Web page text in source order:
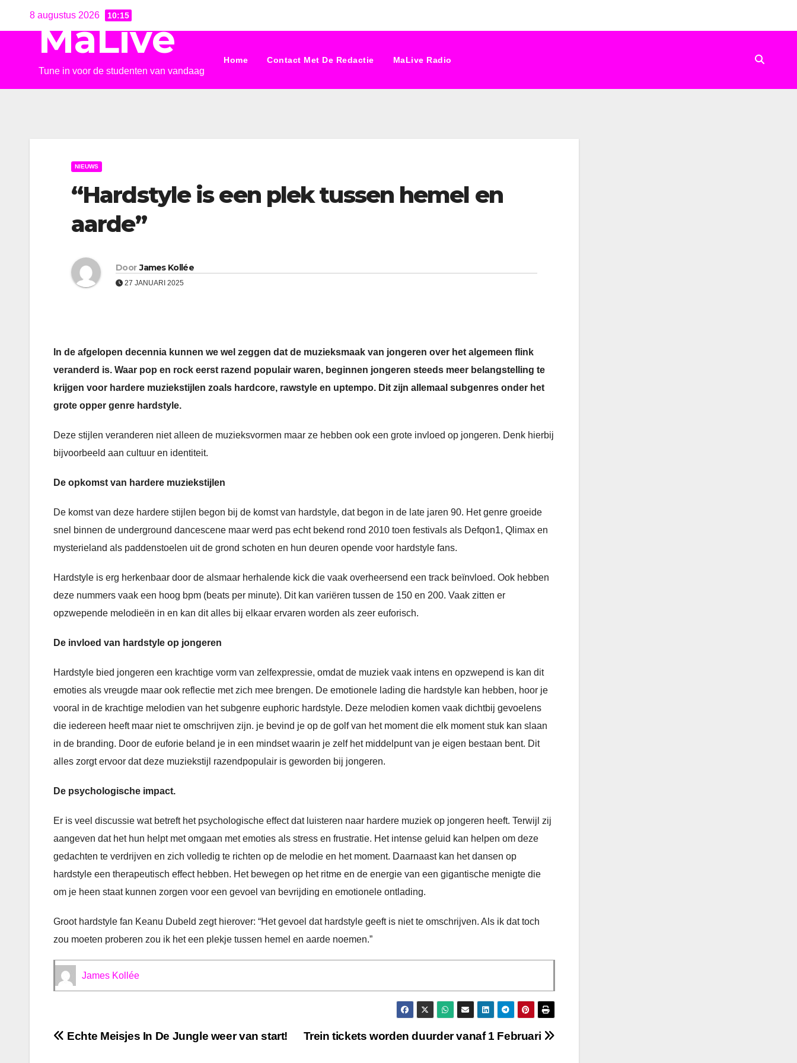
8 augustus 2026 10:15
MaLive
Tune in voor de studenten van vandaag
Home Contact Met De Redactie MaLive Radio
NIEUWS
“Hardstyle is een plek tussen hemel en
aarde”
Door James Kollée
27 JANUARI 2025
In de afgelopen decennia kunnen we wel zeggen dat de muzieksmaak van jongeren over het algemeen flink
veranderd is. Waar pop en rock eerst razend populair waren, beginnen jongeren steeds meer belangstelling te
krijgen voor hardere muziekstijlen zoals hardcore, rawstyle en uptempo. Dit zijn allemaal subgenres onder het
grote opper genre hardstyle.
Deze stijlen veranderen niet alleen de muzieksvormen maar ze hebben ook een grote invloed op jongeren. Denk hierbij
bijvoorbeeld aan cultuur en identiteit.
De opkomst van hardere muziekstijlen
De komst van deze hardere stijlen begon bij de komst van hardstyle, dat begon in de late jaren 90. Het genre groeide
snel binnen de underground dancescene maar werd pas echt bekend rond 2010 toen festivals als Defqon1, Qlimax en
mysterieland als paddenstoelen uit de grond schoten en hun deuren opende voor hardstyle fans.
Hardstyle is erg herkenbaar door de alsmaar herhalende kick die vaak overheersend een track beïnvloed. Ook hebben
deze nummers vaak een hoog bpm (beats per minute). Dit kan variëren tussen de 150 en 200. Vaak zitten er
opzwepende melodieën in en kan dit alles bij elkaar ervaren worden als zeer euforisch.
De invloed van hardstyle op jongeren
Hardstyle bied jongeren een krachtige vorm van zelfexpressie, omdat de muziek vaak intens en opzwepend is kan dit
emoties als vreugde maar ook reflectie met zich mee brengen. De emotionele lading die hardstyle kan hebben, hoor je
vooral in de krachtige melodien van het subgenre euphoric hardstyle. Deze melodien komen vaak dichtbij gevoelens
die iedereen heeft maar niet te omschrijven zijn. je bevind je op de golf van het moment die elk moment stuk kan slaan
in de branding. Door de euforie beland je in een mindset waarin je zelf het middelpunt van je eigen bestaan bent. Dit
alles zorgt ervoor dat deze muziekstijl razendpopulair is geworden bij jongeren.
De psychologische impact.
Er is veel discussie wat betreft het psychologische effect dat luisteren naar hardere muziek op jongeren heeft. Terwijl zij
aangeven dat het hun helpt met omgaan met emoties als stress en frustratie. Het intense geluid kan helpen om deze
gedachten te verdrijven en zich volledig te richten op de melodie en het moment. Daarnaast kan het dansen op
hardstyle een therapeutisch effect hebben. Het bewegen op het ritme en de energie van een gigantische menigte die
om je heen staat kunnen zorgen voor een gevoel van bevrijding en emotionele ontlading.
Groot hardstyle fan Keanu Dubeld zegt hierover: “Het gevoel dat hardstyle geeft is niet te omschrijven. Als ik dat toch
zou moeten proberen zou ik het een plekje tussen hemel en aarde noemen.”
James Kollée
Bericht
Trein tickets worden duurder vanaf 1 Februari
Echte Meisjes In De Jungle weer van start!